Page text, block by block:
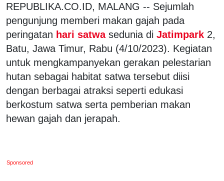
REPUBLIKA.CO.ID, MALANG -- Sejumlah
pengunjung memberi makan gajah pada
peringatan hari satwa sedunia di Jatimpark 2,
Batu, Jawa Timur, Rabu (4/10/2023). Kegiatan
untuk mengkampanyekan gerakan pelestarian
hutan sebagai habitat satwa tersebut diisi
dengan berbagai atraksi seperti edukasi
berkostum satwa serta pemberian makan
hewan gajah dan jerapah.
Sponsored